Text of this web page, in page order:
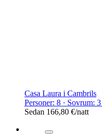
Casa Laura i Cambrils
Personer: 8 · Sovrum:
Sedan 166,80 €/natt